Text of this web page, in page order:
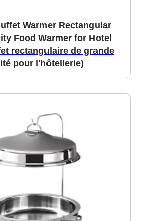
Warmer Rectangular
Food Warmer for Hotel
rectangulaire de grande
pour l'hôtellerie)